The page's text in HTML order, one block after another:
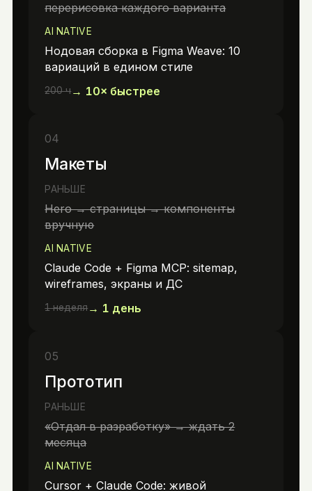
перерисовка каждого варианта
AI NATIVE
Нодовая сборка в Figma Weave: 10
вариаций в едином стиле
200 ч→ 10× быстрее
04
Макеты
РАНЬШЕ
Hero → страницы → компоненты
вручную
AI NATIVE
Claude Code + Figma MCP: sitemap,
wireframes, экраны и ДС
1 неделя→ 1 день
05
Прототип
РАНЬШЕ
«Отдал в разработку» → ждать 2
месяца
AI NATIVE
Cursor + Claude Code: живой